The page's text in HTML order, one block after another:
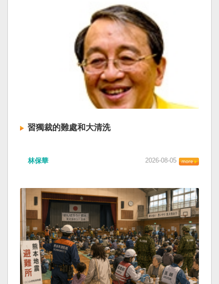
習獨裁的難處和大清洗
林保華 2026-08-05